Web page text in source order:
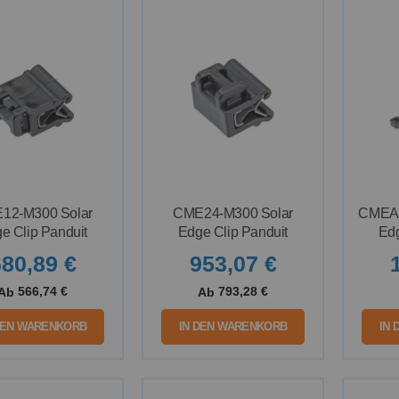
M300 Solar
Clip Panduit
€
566,74 €
WARENKORB
CME24-M300 Solar
Edge Clip Panduit
953,07 €
Ab 793,28 €
IN DEN WARENKORB IN